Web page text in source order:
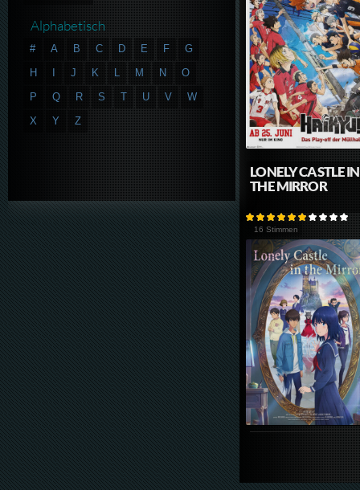
LONELY CASTLE IN
THE MIRROR
16 Stimmen
Alphabetisch
# A B C D E F
G
H
J K L M N
O
P
Q R S T U V
W
X
Y Z